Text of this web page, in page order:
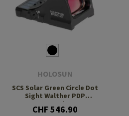
HOLOSUN
SCS Solar Green Circle Dot
Sight Walther PDP
Footprint
CHF 546.90